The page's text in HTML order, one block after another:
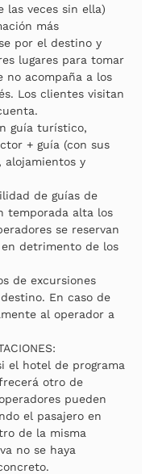
las veces sin ella)
más
por el destino y
lugares para tomar
no acompaña a los
Los clientes visitan
guía turístico,
+ guía (con sus
alojamientos y
de guías de
temporada alta los
se reservan
en detrimento de los
de excursiones
En caso de
al operador a
el hotel de programa
otro de
pueden
el pasajero en
de la misma
no se haya